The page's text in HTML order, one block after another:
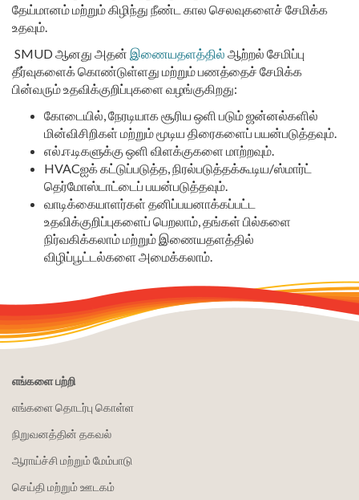
தேய்மானம் மற்றும் கிழிந்து நீண்ட கால செலவுகளைச் சேமிக்க
உதவும்.
SMUD ஆனது அதன் இணையதளத்தில் ஆற்றல் சேமிப்பு
தீர்வுகளைக் கொண்டுள்ளது மற்றும் பணத்தைச் சேமிக்க
பின்வரும் உதவிக்குறிப்புகளை வழங்குகிறது:
கோடையில், நேரடியாக சூரிய ஒளி படும் ஜன்னல்களில்
மின்விசிறிகள் மற்றும் மூடிய திரைகளைப் பயன்படுத்தவும்.
எல்.ஈ.டிகளுக்கு ஒளி விளக்குகளை மாற்றவும்.
HVACஐக் கட்டுப்படுத்த, நிரல்படுத்தக்கூடிய/ஸ்மார்ட்
தெர்மோஸ்டாட்டைப் பயன்படுத்தவும்.
வாடிக்கையாளர்கள் தனிப்பயனாக்கப்பட்ட
உதவிக்குறிப்புகளைப் பெறலாம், தங்கள் பில்களை
நிர்வகிக்கலாம் மற்றும் இணையதளத்தில்
விழிப்பூட்டல்களை அமைக்கலாம்.
எங்களை பற்றி
எங்களை தொடர்பு கொள்ள
நிறுவனத்தின் தகவல்
ஆராய்ச்சி மற்றும் மேம்பாடு
செய்தி மற்றும் ஊடகம்